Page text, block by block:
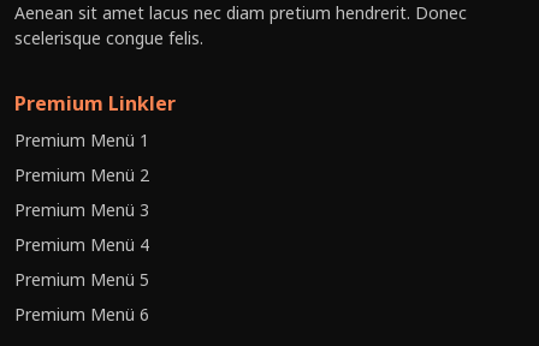
Aenean sit amet lacus nec diam pretium hendrerit. Donec
scelerisque congue felis.
Premium Linkler
Premium Menü 1
Premium Menü 2
Premium Menü 3
Premium Menü 4
Premium Menü 5
Premium Menü 6